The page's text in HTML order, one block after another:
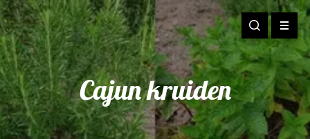
Cajun kruiden